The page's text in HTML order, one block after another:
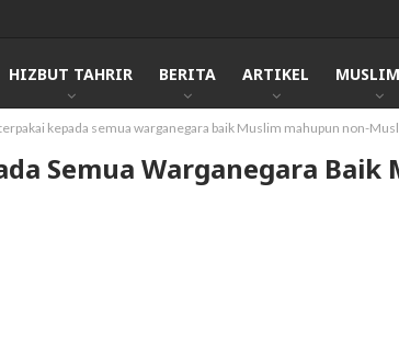
HIZBUT TAHRIR BERITA ARTIKEL
kepada semua warganegara baik Muslim mahupun non-
Semua Warganegara Baik